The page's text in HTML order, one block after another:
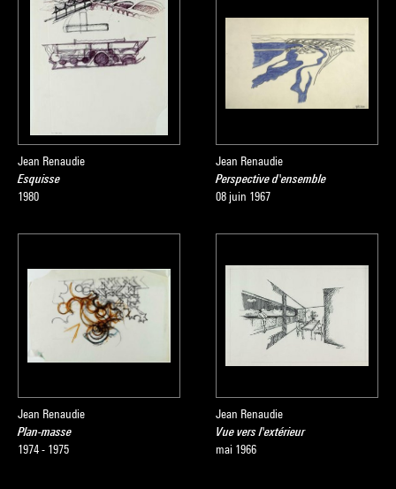
Jean Renaudie
Esquisse
1980
Jean Renaudie
Perspective d'ensemble
08 juin 1967
Jean Renaudie
Plan-masse
1974 - 1975
Jean Renaudie
Vue vers l'extérieur
mai 1966